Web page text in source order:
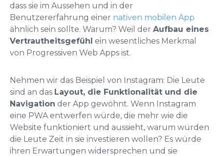
dass sie im Aussehen und in der
Benutzererfahrung einer nativen mobilen App
ähnlich sein sollte. Warum? Weil der Aufbau eines
Vertrautheitsgefühl ein wesentliches Merkmal
von Progressiven Web Apps ist.
Nehmen wir das Beispiel von Instagram: Die Leute
sind an das Layout, die Funktionalität und die
Navigation der App gewöhnt. Wenn Instagram
eine PWA entwerfen würde, die mehr wie die
Website funktioniert und aussieht, warum würden
die Leute Zeit in sie investieren wollen? Es würde
ihren Erwartungen widersprechen und sie